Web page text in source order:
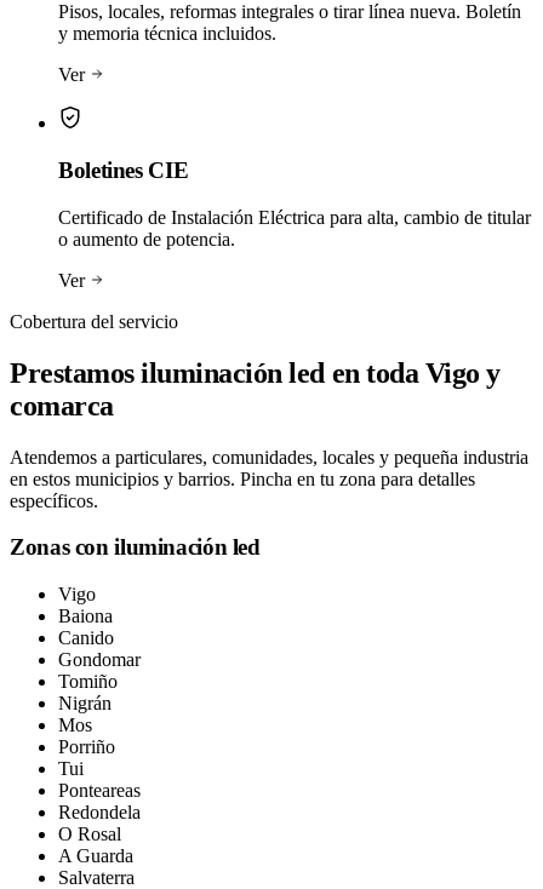
Pisos, locales, reformas integrales o tirar línea nueva. Boletín
y memoria técnica incluidos.
Ver
Boletines CIE
Certificado de Instalación Eléctrica para alta, cambio de titular
o aumento de potencia.
Ver
Cobertura del servicio
Prestamosiluminación led en toda Vigo y
comarca
Atendemos a particulares, comunidades, locales y pequeña industria
en estos municipios y barrios. Pincha en tu zona para detalles
específicos.
Zonas coniluminación led
Vigo
Baiona
Canido
Gondomar
Tomiño
Nigrán
Mos
Porriño
Tui
Ponteareas
Redondela
O Rosal
A Guarda
Salvaterra